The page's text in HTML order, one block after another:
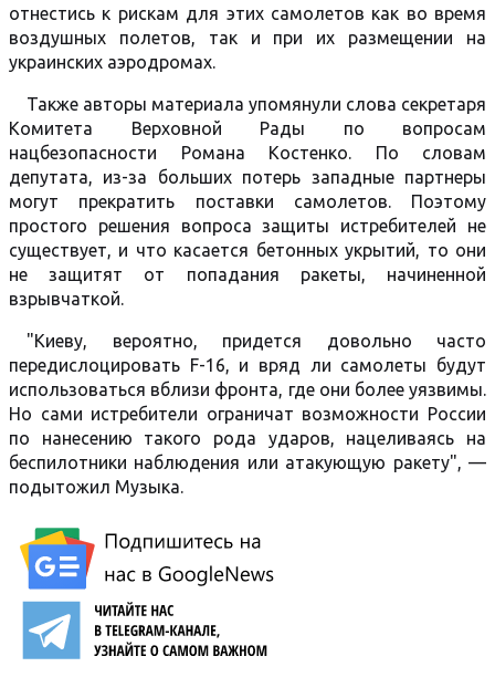
отнестись к рискам для этих самолетов как во время
воздушных полетов, так и при их размещении на
украинских аэродромах.
Также авторы материала упомянули слова секретаря
Комитета Верховной Рады по вопросам
нацбезопасности Романа Костенко. По словам
депутата, из-за больших потерь западные партнеры
могут прекратить поставки самолетов. Поэтому
простого решения вопроса защиты истребителей не
существует, и что касается бетонных укрытий, то они
не защитят от попадания ракеты, начиненной
взрывчаткой.
"Киеву, вероятно, придется довольно часто
передислоцировать F-16, и вряд ли самолеты будут
использоваться вблизи фронта, где они более уязвимы.
Но сами истребители ограничат возможности России
по нанесению такого рода ударов, нацеливаясь на
беспилотники наблюдения или атакующую ракету", —
подытожил Музыка.